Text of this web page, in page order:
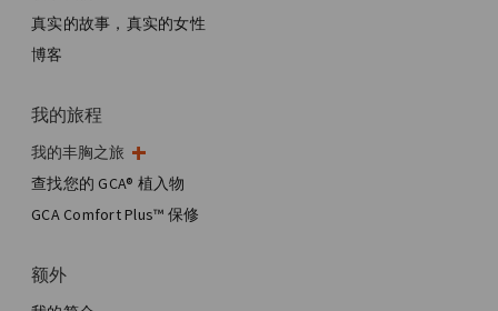
真实的故事，真实的女性
博客
我的旅程
我的丰胸之旅
我的手术
美学乳房手术
全乳房重建
查找您的 GCA® 植入物
GCA Comfort Plus™ 保修
额外